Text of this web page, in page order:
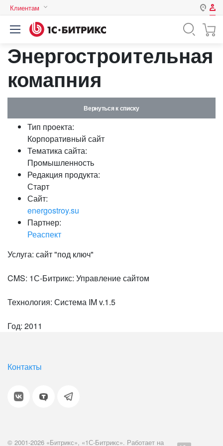
Клиентам
Казахстан
Авторизация
Логин
Пароль
Запомнить меня на этом
Забыли свой пароль?
Энергостроительная
комапния
Вернуться к списку
Тип проекта:
Корпоративный сайт
Тематика сайта:
Промышленность
Редакция продукта:
Старт
Сайт:
energostroy.su
Партнер:
Реаспект
Услуга: сайт "под ключ"
CMS: 1С-Битрикс: Управление сайтом
Технология: Система IM v.1.5
Год: 2011
Контакты
© 2001-2026 «Битрикс», «1С-Битрикс». Работает на